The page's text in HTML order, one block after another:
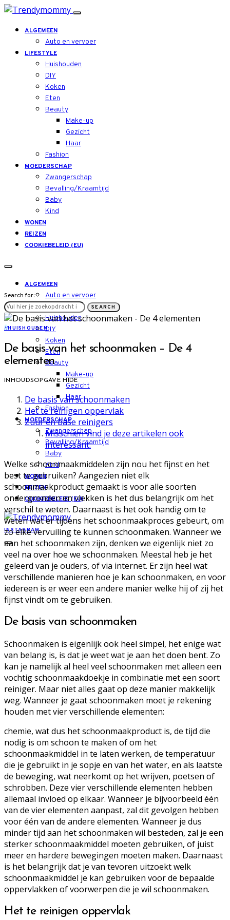
ALGEMEEN
Auto en vervoer
LIFESTYLE
Huishouden
DIY
Koken
Eten
Beauty
Make-up
Gezicht
Haar
Fashion
MOEDERSCHAP
Zwangerschap
Bevalling/Kraamtijd
Baby
Kind
WONEN
REIZEN
COOKIEBELEID (EU)
ALGEMEEN
Auto en vervoer
LIFESTYLE
Huishouden
DIY
Koken
Eten
Beauty
Make-up
Gezicht
Haar
Fashion
MOEDERSCHAP
Zwangerschap
Bevalling/Kraamtijd
Baby
Kind
WONEN
REIZEN
COOKIEBELEID (EU)
INSTAGRAM
Search for:
SEARCH
HHUISHOUDEN
De basis van het schoonmaken – De 4
elementen
INHOUDSOPGAVE HIDE
De basis van schoonmaken
Het te reinigen oppervlak
Zuur en base reinigers
Misschien vind je deze artikelen ook
interessant:
Welke schoonmaakmiddelen zijn nou het fijnst en het
best te gebruiken? Aangezien niet elk
schoonmaakproduct gemaakt is voor alle soorten
ondergronden en vlekken is het dus belangrijk om het
verschil te weten. Daarnaast is het ook handig om te
weten wat er tijdens het schoonmaakproces gebeurt, om
zo elke vervuiling te kunnen schoonmaken. Wanneer we
aan het schoonmaken zijn, denken we eigenlijk niet zo
veel na over hoe we schoonmaken. Meestal heb je het
geleerd van je ouders, of via internet. Er zijn heel wat
verschillende manieren hoe je kan schoonmaken, en voor
iedereen is er weer een andere manier welke hij of zij het
fijnst vindt om te gebruiken.
De basis van schoonmaken
Schoonmaken is eigenlijk ook heel simpel, het enige wat
van belang is, is dat je weet wat je aan het doen bent. Zo
kan je namelijk al heel veel schoonmaken met alleen een
vochtig schoonmaakdoekje in combinatie met een soort
reiniger. Maar niet alles gaat op deze manier makkelijk
weg. Wanneer je gaat schoonmaken moet je rekening
houden met vier verschillende elementen:
chemie, wat dus het schoonmaakproduct is, de tijd die
nodig is om schoon te maken of om het
schoonmaakmiddel in te laten werken, de temperatuur
die je gebruikt in je sopje en van het water, en als laatste
de beweging, wat neerkomt op het wrijven, poetsen of
schrobben. Deze vier verschillende elementen hebben
allemaal invloed op elkaar. Wanneer je bijvoorbeeld één
van de vier elementen aanpast, zal dit gevolgen hebben
voor één van de andere elementen. Wanneer je dus
minder tijd aan het schoonmaken wil besteden, zal je een
sterker schoonmaakmiddel moeten gebruiken, of juist
meer en hardere bewegingen moeten maken. Daarnaast
is het belangrijk dat je van tevoren uitzoekt welk
schoonmaakmiddel je kan gebruiken voor de bepaalde
oppervlakken of voorwerpen die je wil schoonmaken.
Het te reinigen oppervlak